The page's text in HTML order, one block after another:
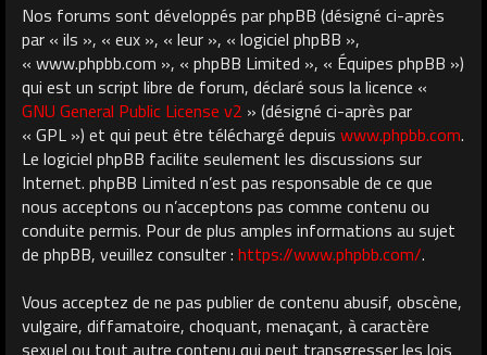
Nos forums sont développés par phpBB (désigné ci-après
par « ils », « eux », « leur », « logiciel phpBB »,
« www.phpbb.com », « phpBB Limited », « Équipes phpBB »)
qui est un script libre de forum, déclaré sous la licence «
GNU General Public License v2 » (désigné ci-après par
« GPL ») et qui peut être téléchargé depuis www.phpbb.com.
Le logiciel phpBB facilite seulement les discussions sur
Internet. phpBB Limited n’est pas responsable de ce que
nous acceptons ou n’acceptons pas comme contenu ou
conduite permis. Pour de plus amples informations au sujet
de phpBB, veuillez consulter : https://www.phpbb.com/.
Vous acceptez de ne pas publier de contenu abusif, obscène,
vulgaire, diffamatoire, choquant, menaçant, à caractère
sexuel ou tout autre contenu qui peut transgresser les lois